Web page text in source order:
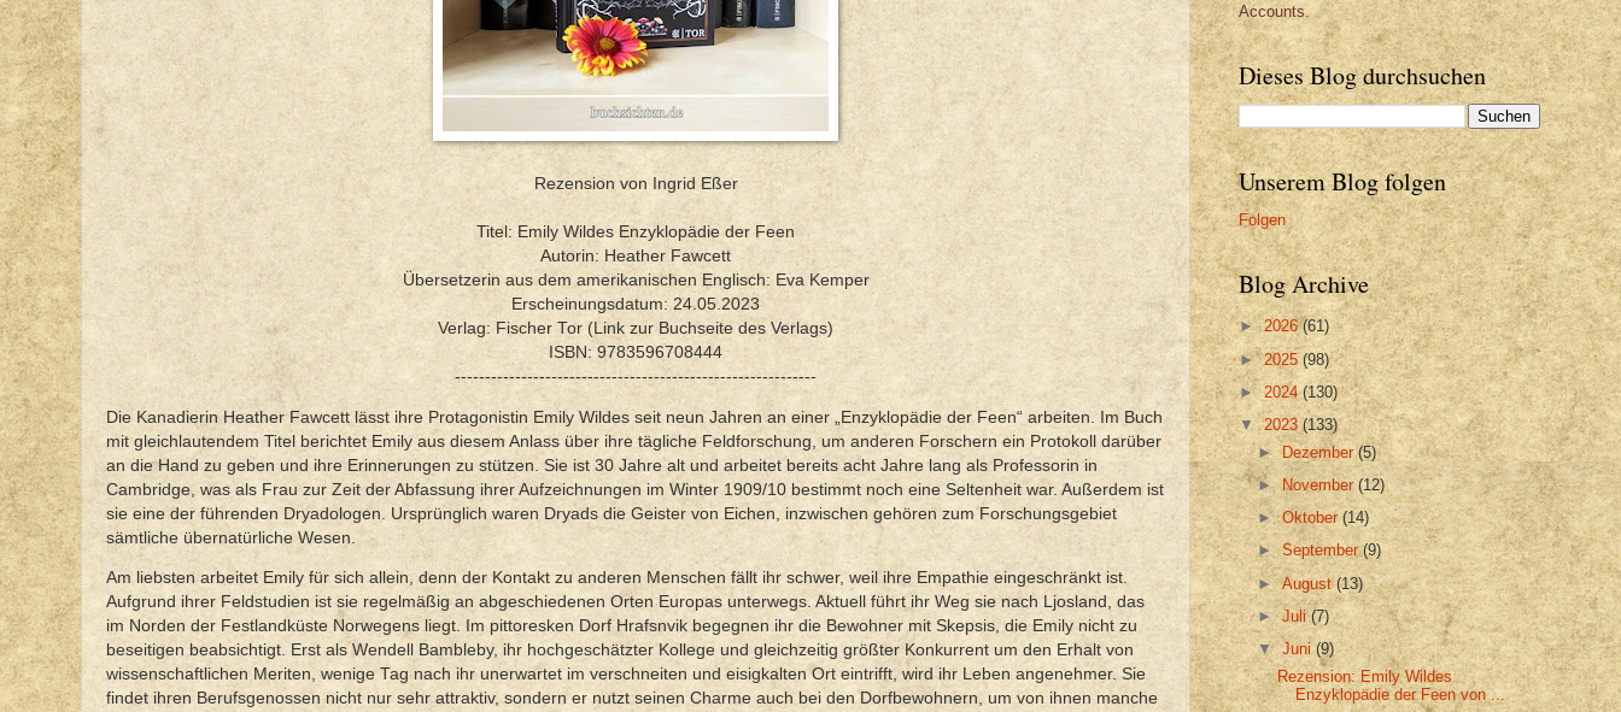
Rezension von Ingrid Eßer
Titel: Emily Wildes Enzyklopädie der Feen
Autorin: Heather Fawcett
Übersetzerin aus dem amerikanischen Englisch: Eva Kemper
Erscheinungsdatum: 24.05.2023
Verlag: Fischer Tor (Link zur Buchseite des Verlags)
ISBN: 9783596708444
------------------------------------------------------------
Die Kanadierin Heather Fawcett lässt ihre Protagonistin Emily Wildes seit neun Jahren an einer „Enzyklopädie der Feen“ arbeiten. Im Buch
mit gleichlautendem Titel berichtet Emily aus diesem Anlass über ihre tägliche Feldforschung, um anderen Forschern ein Protokoll darüber
an die Hand zu geben und ihre Erinnerungen zu stützen. Sie ist 30 Jahre alt und arbeitet bereits acht Jahre lang als Professorin in
Cambridge, was als Frau zur Zeit der Abfassung ihrer Aufzeichnungen im Winter 1909/10 bestimmt noch eine Seltenheit war. Außerdem ist
sie eine der führenden Dryadologen. Ursprünglich waren Dryads die Geister von Eichen, inzwischen gehören zum Forschungsgebiet
sämtliche übernatürliche Wesen.
Am liebsten arbeitet Emily für sich allein, denn der Kontakt zu anderen Menschen fällt ihr schwer, weil ihre Empathie eingeschränkt ist.
Aufgrund ihrer Feldstudien ist sie regelmäßig an abgeschiedenen Orten Europas unterwegs. Aktuell führt ihr Weg sie nach Ljosland, das
im Norden der Festlandküste Norwegens liegt. Im pittoresken Dorf Hrafsnvik begegnen ihr die Bewohner mit Skepsis, die Emily nicht zu
beseitigen beabsichtigt. Erst als Wendell Bambleby, ihr hochgeschätzter Kollege und gleichzeitig größter Konkurrent um den Erhalt von
wissenschaftlichen Meriten, wenige Tag nach ihr unerwartet im verschneiten und eisigkalten Ort eintrifft, wird ihr Leben angenehmer. Sie
findet ihren Berufsgenossen nicht nur sehr attraktiv, sondern er nutzt seinen Charme auch bei den Dorfbewohnern, um von ihnen manche
Accounts.
Dieses Blog durchsuchen
Unserem Blog folgen
Folgen
Blog Archive
►2026(61)
►2025(98)
►2024(130)
▼2023(133)
►Dezember(5)
►November(12)
►Oktober(14)
►September(9)
►August(13)
►Juli(7)
▼Juni(9)
Rezension: Emily Wildes
Enzyklopädie der Feen von ...